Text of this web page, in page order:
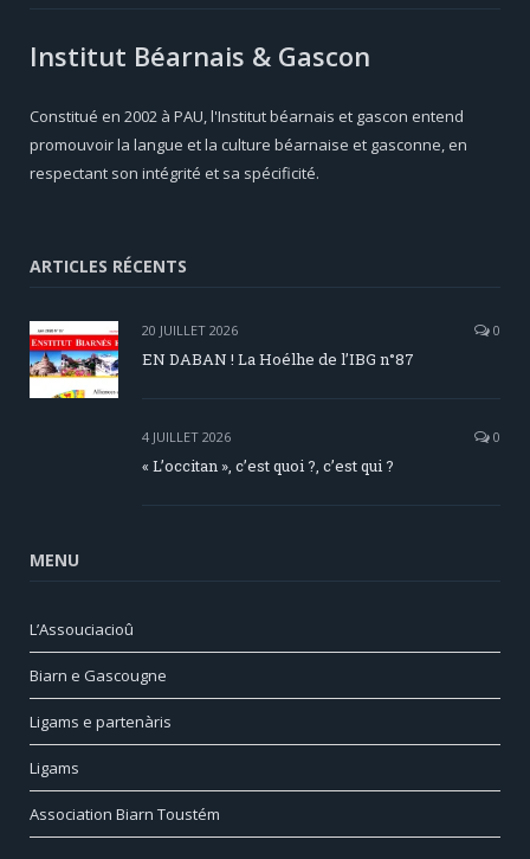
Institut Béarnais & Gascon
Constitué en 2002 à PAU, l'Institut béarnais et gascon entend
promouvoir la langue et la culture béarnaise et gasconne, en
respectant son intégrité et sa spécificité.
ARTICLES RÉCENTS
20 JUILLET 2026 0
EN DABAN ! La Hoélhe de l’IBG n°87
4 JUILLET 2026 0
« L’occitan », c’est quoi ?, c’est qui ?
MENU
L’Assouciacioû
Biarn e Gascougne
Ligams e partenàris
Ligams
Association Biarn Toustém